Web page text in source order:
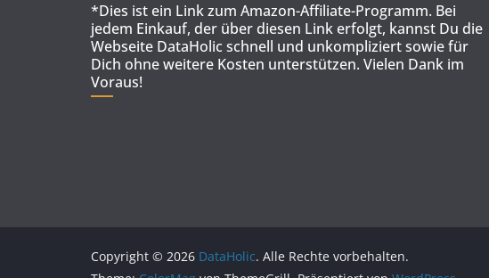
*Dies ist ein Link zum Amazon-Affiliate-Programm. Bei
jedem Einkauf, der über diesen Link erfolgt, kannst Du die
Webseite DataHolic schnell und unkompliziert sowie für
Dich ohne weitere Kosten unterstützen. Vielen Dank im
Voraus!
Copyright © 2026 DataHolic. Alle Rechte vorbehalten.